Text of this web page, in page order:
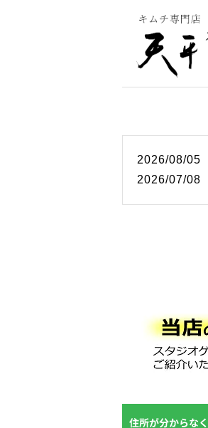
2026/08/05
2026/07/08